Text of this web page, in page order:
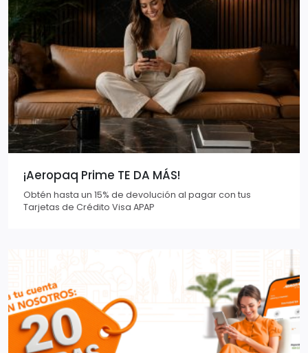
¡Aeropaq Prime TE DA MÁS!
Obtén hasta un 15% de devolución al pagar con tus
Tarjetas de Crédito Visa APAP